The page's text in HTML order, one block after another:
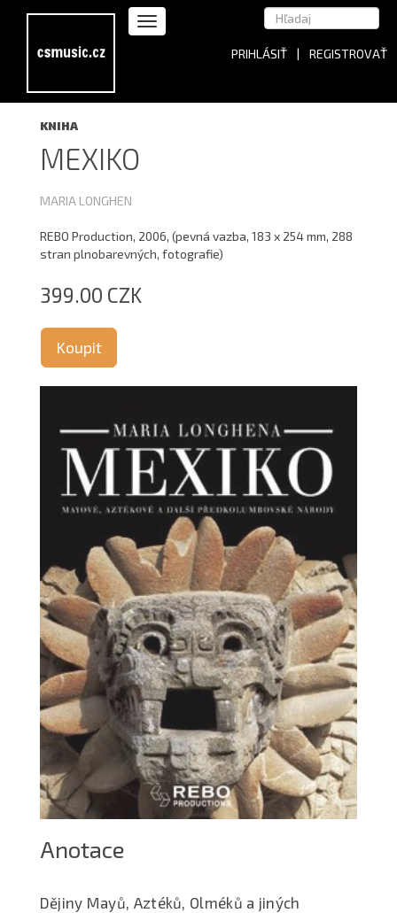
PRIHLÁSIŤ | REGISTROVAŤ
KNIHA
MEXIKO
MARIA LONGHEN
REBO Production, 2006, (pevná vazba, 183 x 254 mm, 288
stran plnobarevných, fotografie)
399.00 CZK
Koupit
Anotace
Dějiny Mayů, Aztéků, Olméků a jiných